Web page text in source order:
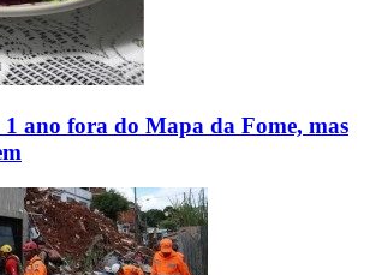
ano fora do Mapa da Fome, mas